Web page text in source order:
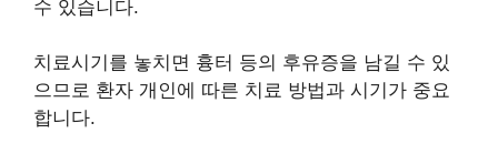
수 있습니다.
치료시기를 놓치면 흉터 등의 후유증을 남길 수 있
으므로 환자 개인에 따른 치료 방법과 시기가 중요
합니다.